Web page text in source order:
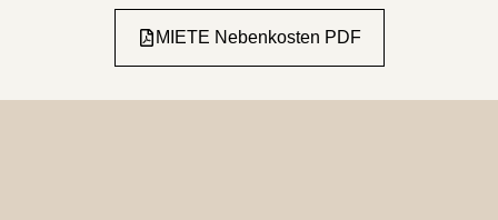
MIETE Nebenkosten PDF